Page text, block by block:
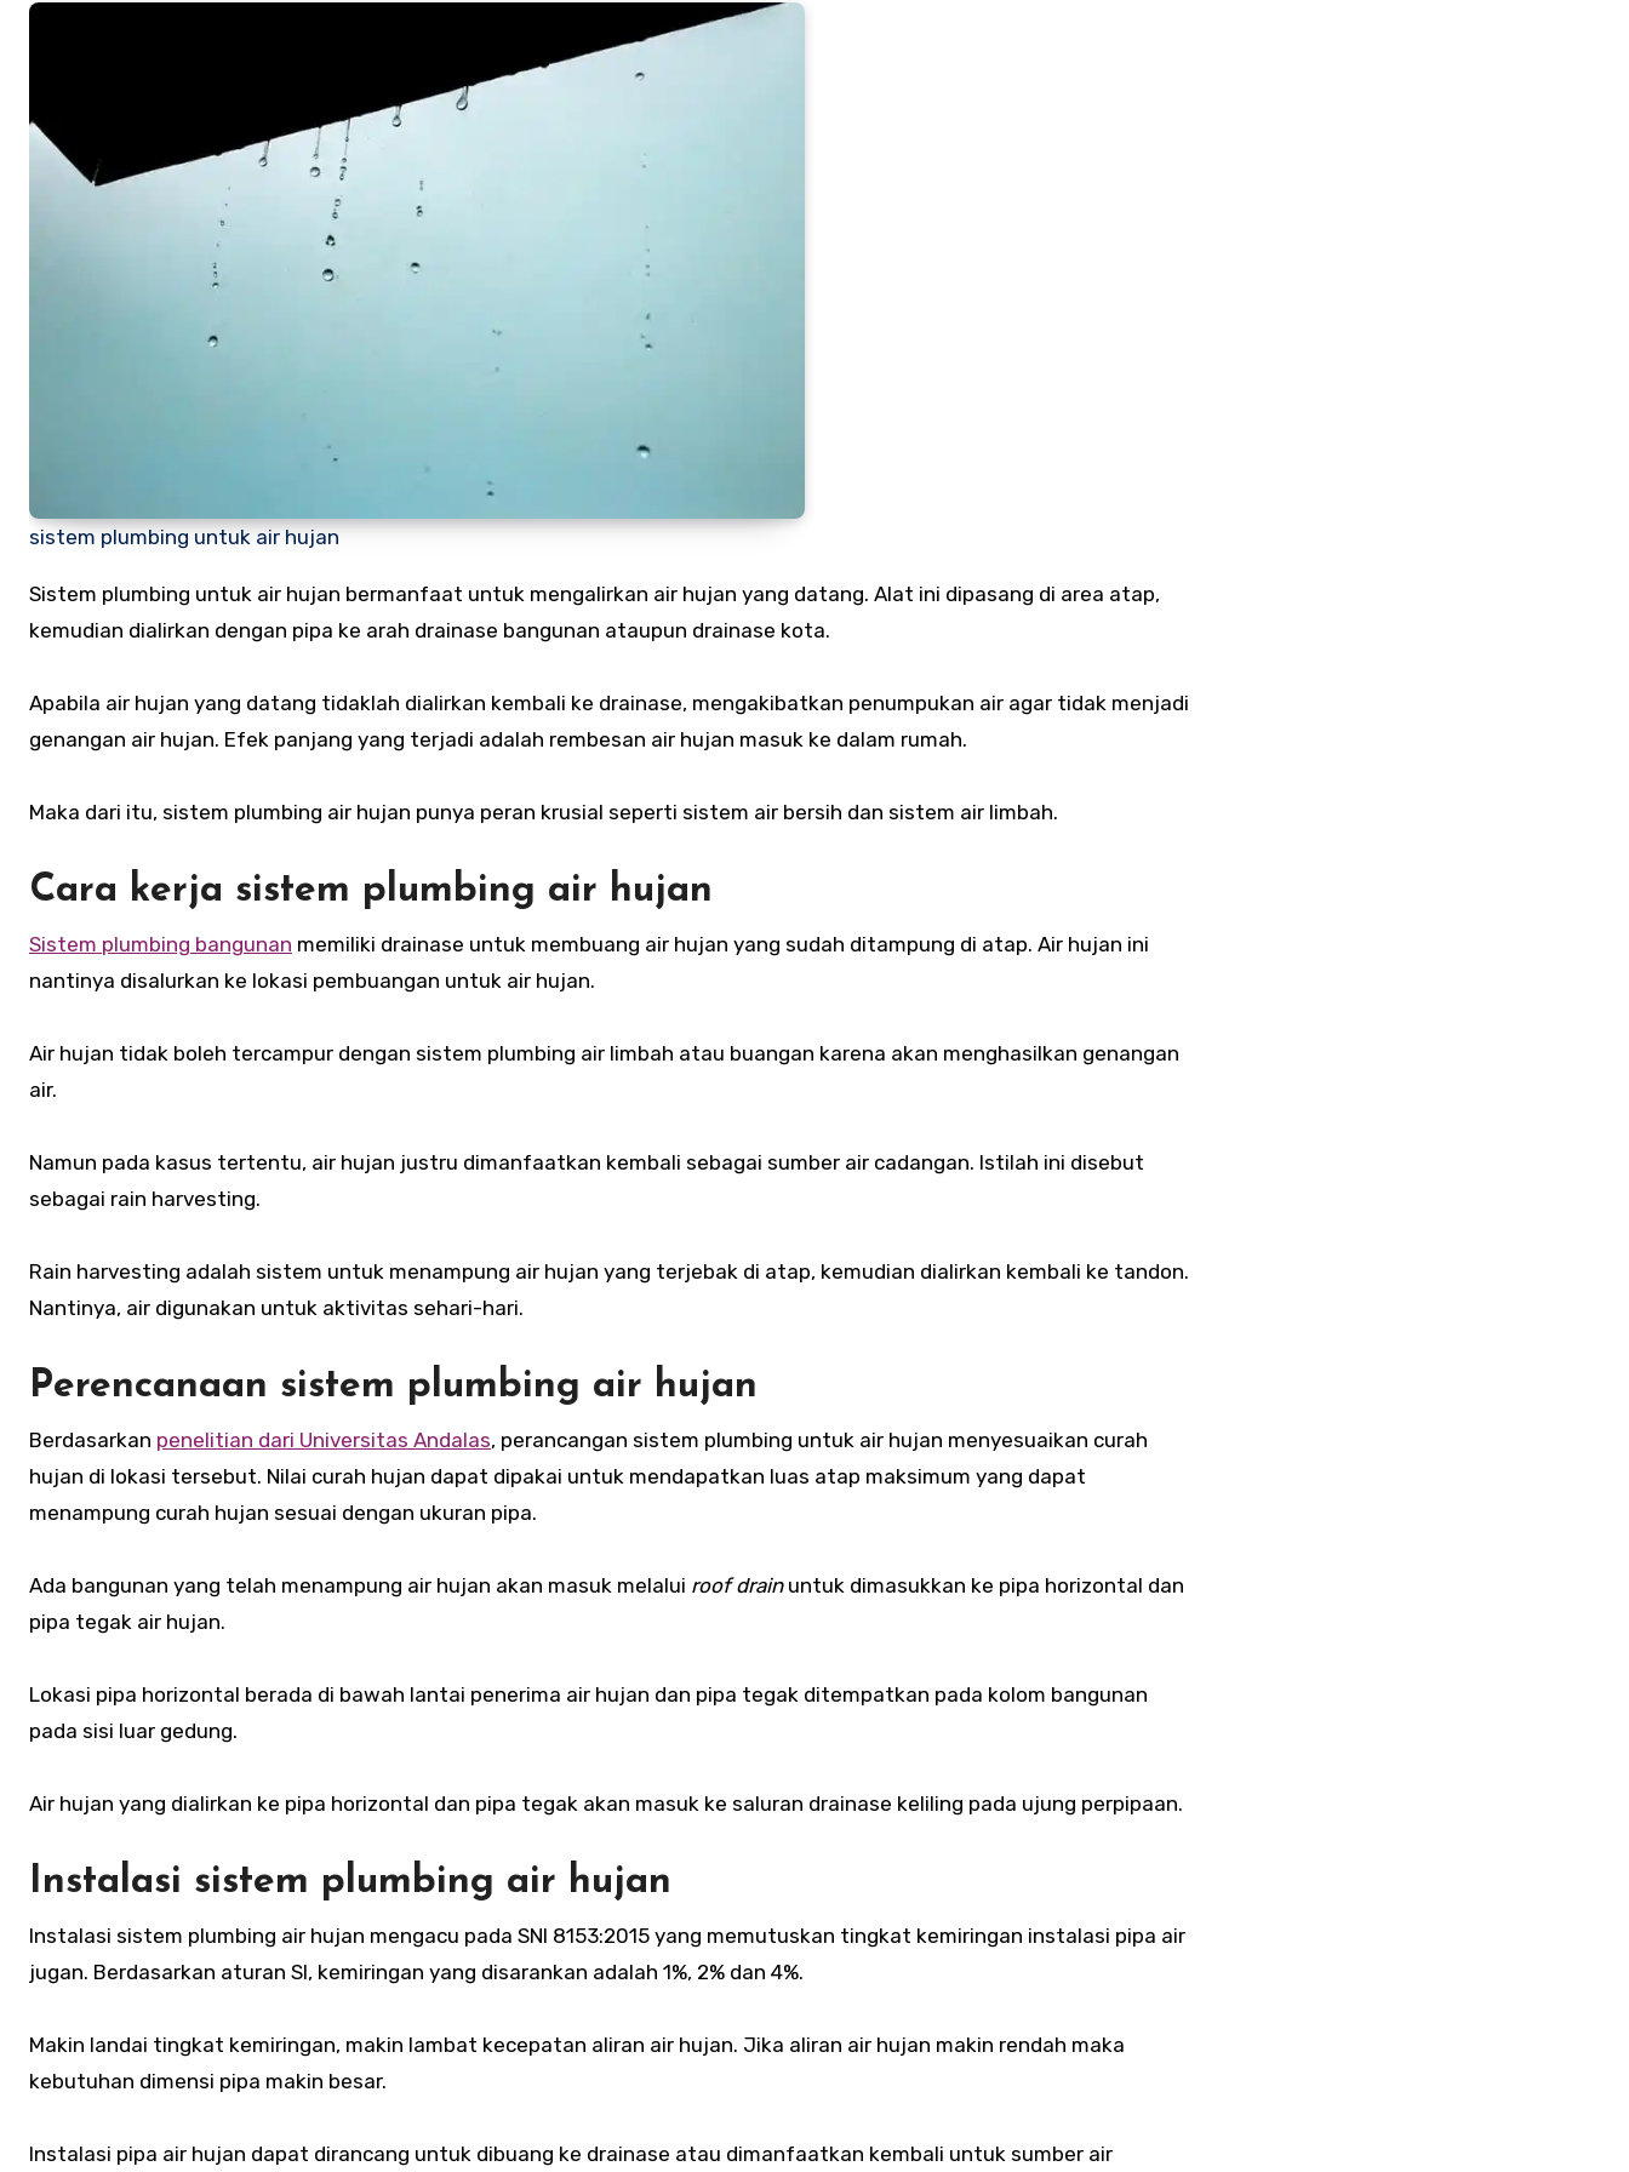
sistem plumbing untuk air hujan
Sistem plumbing untuk air hujan bermanfaat untuk mengalirkan air hujan yang datang. Alat ini dipasang di area atap,
kemudian dialirkan dengan pipa ke arah drainase bangunan ataupun drainase kota.
Apabila air hujan yang datang tidaklah dialirkan kembali ke drainase, mengakibatkan penumpukan air agar tidak menjadi
genangan air hujan. Efek panjang yang terjadi adalah rembesan air hujan masuk ke dalam rumah.
Maka dari itu, sistem plumbing air hujan punya peran krusial seperti sistem air bersih dan sistem air limbah.
Cara kerja sistem plumbing air hujan
Sistem plumbing bangunan memiliki drainase untuk membuang air hujan yang sudah ditampung di atap. Air hujan ini
nantinya disalurkan ke lokasi pembuangan untuk air hujan.
Air hujan tidak boleh tercampur dengan sistem plumbing air limbah atau buangan karena akan menghasilkan genangan
air.
Namun pada kasus tertentu, air hujan justru dimanfaatkan kembali sebagai sumber air cadangan. Istilah ini disebut
sebagai rain harvesting.
Rain harvesting adalah sistem untuk menampung air hujan yang terjebak di atap, kemudian dialirkan kembali ke tandon.
Nantinya, air digunakan untuk aktivitas sehari-hari.
Perencanaan sistem plumbing air hujan
Berdasarkan penelitian dari Universitas Andalas, perancangan sistem plumbing untuk air hujan menyesuaikan curah
hujan di lokasi tersebut. Nilai curah hujan dapat dipakai untuk mendapatkan luas atap maksimum yang dapat
menampung curah hujan sesuai dengan ukuran pipa.
Ada bangunan yang telah menampung air hujan akan masuk melalui roof drainuntuk dimasukkan ke pipa horizontal dan
pipa tegak air hujan.
Lokasi pipa horizontal berada di bawah lantai penerima air hujan dan pipa tegak ditempatkan pada kolom bangunan
pada sisi luar gedung.
Air hujan yang dialirkan ke pipa horizontal dan pipa tegak akan masuk ke saluran drainase keliling pada ujung perpipaan.
Instalasi sistem plumbing air hujan
Instalasi sistem plumbing air hujan mengacu pada SNI 8153:2015 yang memutuskan tingkat kemiringan instalasi pipa air
jugan. Berdasarkan aturan SI, kemiringan yang disarankan adalah 1%, 2% dan 4%.
Makin landai tingkat kemiringan, makin lambat kecepatan aliran air hujan. Jika aliran air hujan makin rendah maka
kebutuhan dimensi pipa makin besar.
Instalasi pipa air hujan dapat dirancang untuk dibuang ke drainase atau dimanfaatkan kembali untuk sumber air